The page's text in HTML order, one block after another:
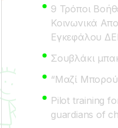
9 Τρόποι
Κοινωνικά
Εγκεφάλου
Σουβλάκι
“Μαζί
Pilot training
guardians of